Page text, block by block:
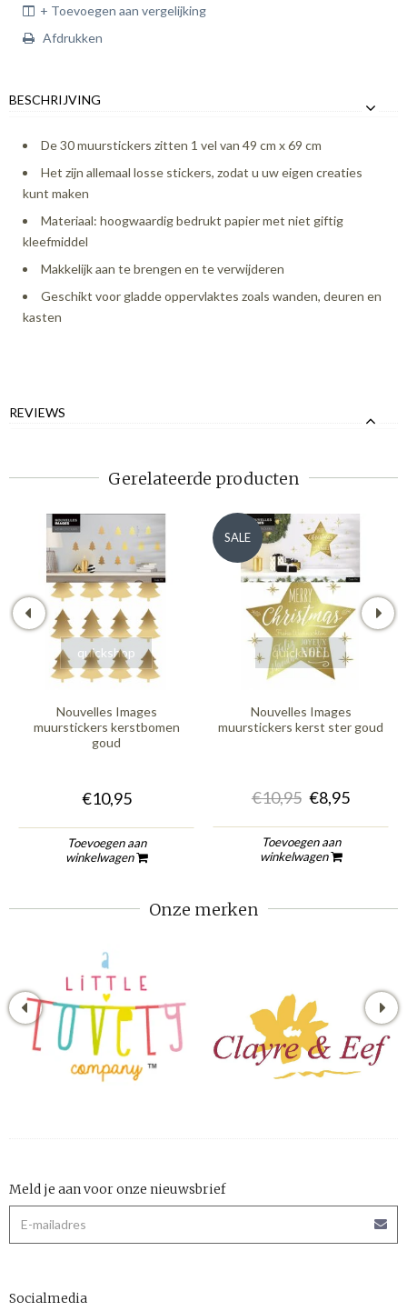
+ Toevoegen aan vergelijking
Afdrukken
BESCHRIJVING
De 30 muurstickers zitten 1 vel van 49 cm x 69 cm
Het zijn allemaal losse stickers, zodat u uw eigen creaties
kunt maken
Materiaal: hoogwaardig bedrukt papier met niet giftig
kleefmiddel
Makkelijk aan te brengen en te verwijderen
Geschikt voor gladde oppervlaktes zoals wanden, deuren en
kasten
REVIEWS
Gerelateerde producten
quickshop
Nouvelles Images
muurstickers kerstbomen
goud
€10,95
Toevoegen aan
winkelwagen
quickshop
SALE
Nouvelles Images
muurstickers kerst ster goud
€10,95 €8,95
Toevoegen aan
winkelwagen
Onze merken
Meld je aan voor onze nieuwsbrief
Socialmedia